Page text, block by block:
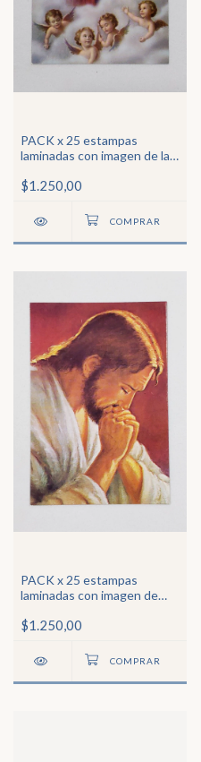
PACK x 25 estampas
laminadas con imagen de la
$1.250,00
PACK x 25 estampas
laminadas con imagen de
$1.250,00